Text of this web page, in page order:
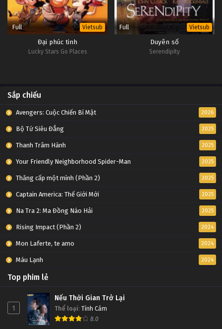
Full Vietsub
Đại phúc tinh
Lucky Stars Go Places
Full Vietsub
Duyên số
Serendipity
Sắp chiếu
Avengers: Cuộc Chiến Bí Mật 2026
Bộ Tứ Siêu Đẳng 2025
Thanh Trâm Hành 2025
Your Friendly Neighborhood Spider-Man 2025
Thăng cấp một mình (Phần 2) 2025
Captain America: Thế Giới Mới 2025
Na Tra 2: Ma Đồng Náo Hải 2025
Rising Impact (Phần 2) 2024
Mon Laferte, te amo 2024
Máu Lạnh 2024
Top phim lẻ
1
Nếu Thời Gian Trở Lại
Thể loại: Tình Cảm
8.0